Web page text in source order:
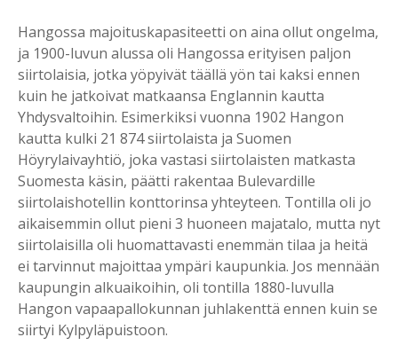
Hangossa majoituskapasiteetti on aina ollut ongelma,
ja 1900-luvun alussa oli Hangossa erityisen paljon
siirtolaisia, jotka yöpyivät täällä yön tai kaksi ennen
kuin he jatkoivat matkaansa Englannin kautta
Yhdysvaltoihin. Esimerkiksi vuonna 1902 Hangon
kautta kulki 21 874 siirtolaista ja Suomen
Höyrylaivayhtiö, joka vastasi siirtolaisten matkasta
Suomesta käsin, päätti rakentaa Bulevardille
siirtolaishotellin konttorinsa yhteyteen. Tontilla oli jo
aikaisemmin ollut pieni 3 huoneen majatalo, mutta nyt
siirtolaisilla oli huomattavasti enemmän tilaa ja heitä
ei tarvinnut majoittaa ympäri kaupunkia. Jos mennään
kaupungin alkuaikoihin, oli tontilla 1880-luvulla
Hangon vapaapallokunnan juhlakenttä ennen kuin se
siirtyi Kylpyläpuistoon.